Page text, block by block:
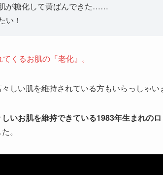
が糖化して黄ばんできた……
い！
くるお肌の『老化』。
しい肌を維持されている方もいらっしゃい
いお肌を維持できている1983年生まれの
。